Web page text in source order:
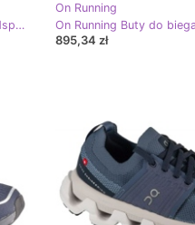
On Running Buty do biegania On Cloudspark 3WE10401947 granatowe niebieskie
On Running
895,34 zł